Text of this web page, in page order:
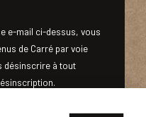
e-mail ci-dessus, vous
de Carré par voie
désinscrire à tout